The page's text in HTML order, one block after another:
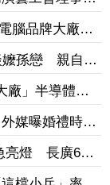
藝工會理事
腦品牌大廠」
守30大關
嬤孫戀 親自回
廠」半導體高
媒曝婚禮時間
亮燈 長廣6月